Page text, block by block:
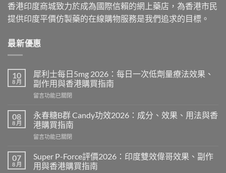
香港印度商城致力於成為國際信賴的網上藥店，為香港市民
提供印度平價仿製藥的在線購物服務是我們追求的目標。
最新優惠
10
8 月
犀利士每日5mg 2026：每日一次低劑量療法效果、
副作用與香港購買指南
在
利
士
每
日
2026：
每
留言功能已關閉
08
8 月
永春糖B群 Candy功效2026：成分、效果、用法與香
港購買指南
在
春
糖
B
留言功能已關閉
07
8 月
Super P-Force評價2026：印度雙效偉哥效果、副作
用與香港購買指南